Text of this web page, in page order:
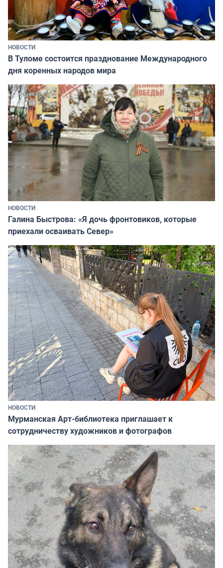
НОВОСТИ
В Туломе состоится празднование Международного
дня коренных народов мира
НОВОСТИ
Галина Быстрова: «Я дочь фронтовиков, которые
приехали осваивать Север»
НОВОСТИ
Мурманская Арт-библиотека приглашает к
сотрудничеству художников и фотографов